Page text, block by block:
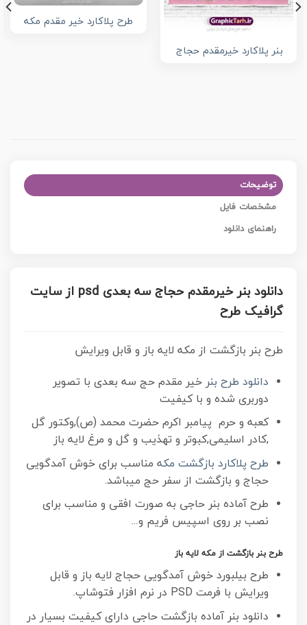
بنر پلاکارد خیرمقدم حجاج
طرح پلاکارد خیر مقدم مکه
توضیحات
مشخصات فایل
راهنمای دانلود
دانلود بنر خیرمقدم حجاج سه بعدی psd از سایت
گرافیک طرح
طرح بنر بازگشت از مکه لایه باز و قابل ویرایش
دانلود طرح بنر خیر مقدم حج سه بعدی با تصویر
دوربری شده و با کیفیت
کعبه و حرم پیامبر اکرم حضرت محمد (ص),وکتور گل
,کادر اسلیمی,کبوتر و تهذیب و گل و مرغ لایه باز
طرح پلاکارد بازگشت مکهمناسب برای خوش آمدگویی
حجاج و بازگشت از سفر حج میباشد.
طرح آماده بنر حاجی به صورت افقی و مناسب برای
نصب بر روی اسپیس فریم و…
طرح بنر بازگشت از مکه لایه باز
طرح بیلبورد خوش آمدگویی حجاج لایه باز و قابل
ویرایش با فرمت PSD در نرم افزار فتوشاپ.
دانلود بنر آماده بازگشت حاجی دارای کیفیت بسیار در